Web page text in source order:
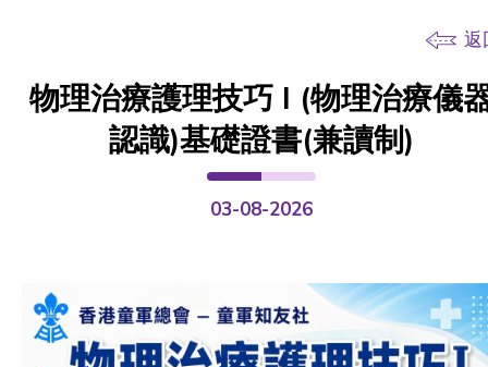
返
物理治療護理技巧 I (物理治療儀
認識)基礎證書(兼讀制)
03-08-2026